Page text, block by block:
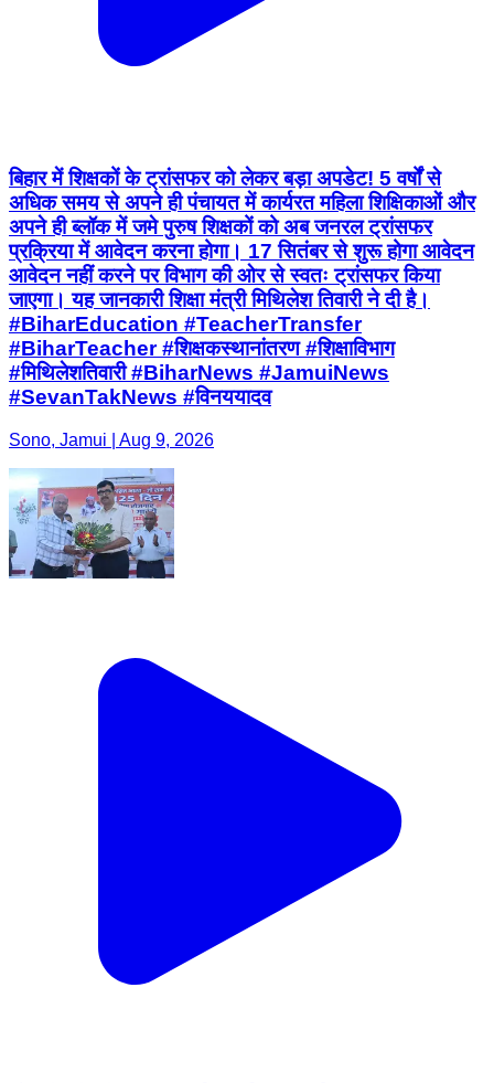
बिहार में शिक्षकों के ट्रांसफर को लेकर बड़ा अपडेट! 5 वर्षों से
अधिक समय से अपने ही पंचायत में कार्यरत महिला शिक्षिकाओं और
अपने ही ब्लॉक में जमे पुरुष शिक्षकों को अब जनरल ट्रांसफर
प्रक्रिया में आवेदन करना होगा। 17 सितंबर से शुरू होगा आवेदन
आवेदन नहीं करने पर विभाग की ओर से स्वतः ट्रांसफर किया
जाएगा। यह जानकारी शिक्षा मंत्री मिथिलेश तिवारी ने दी है।
#BiharEducation #TeacherTransfer
#BiharTeacher #शिक्षकस्थानांतरण #शिक्षाविभाग
#मिथिलेशतिवारी #BiharNews #JamuiNews
#SevanTakNews #विनययादव
Sono, Jamui | Aug 9, 2026